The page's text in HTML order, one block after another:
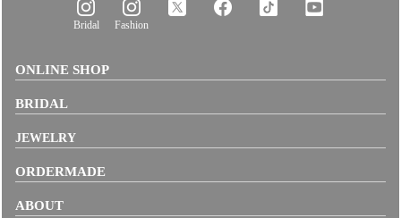
Bridal Fashion
ONLINE SHOP
BRIDAL
JEWELRY
ORDERMADE
ABOUT